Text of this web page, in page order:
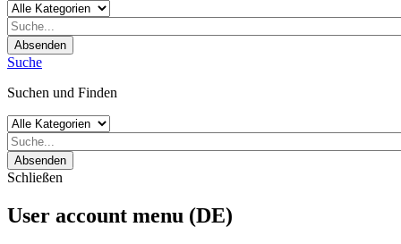
Absenden
Suche
Suchen und Finden
Absenden
Schließen
User account menu (DE)